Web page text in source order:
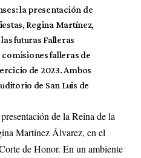
la presentación de
Regina Martínez,
futuras Falleras
falleras de
de 2023. Ambos
de San Luis de
de la Reina de la
Martínez Álvarez, en el
de Honor. En un ambiente